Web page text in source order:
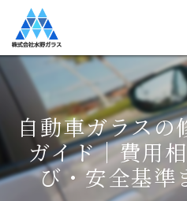
自動車ガラス
ガイド｜費用
び・安全基準